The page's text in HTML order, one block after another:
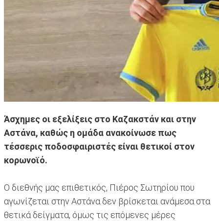
Άσχημες οι εξελίξεις στο Καζακστάν και στην
Αστάνα, καθώς η ομάδα ανακοίνωσε πως
τέσσερις ποδοσφαιριστές είναι θετικοί στον
κορωνοϊό.
Ο διεθνής μας επιθετικός, Πιέρος Σωτηρίου που
αγωνίζεται στην Αστάνα δεν βρίσκεται ανάμεσα στα
θετικά δείγματα, όμως τις επόμενες μέρες